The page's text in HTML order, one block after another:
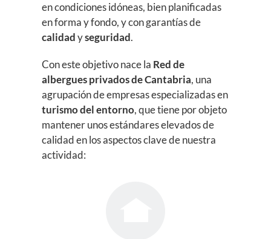
en condiciones idóneas, bien planificadas
en forma y fondo, y con garantías de
calidadyseguridad.
Con este objetivo nace la Red de
albergues privados de Cantabria, una
agrupación de empresas especializadas en
turismo del entorno, que tiene por objeto
mantener unos estándares elevados de
calidad en los aspectos clave de nuestra
actividad: